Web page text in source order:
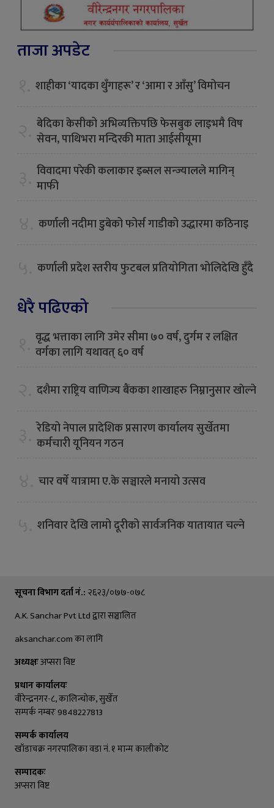
ताजा अपडेट
शाहीका ‘यादका थुँगाहरू’ र ‘आमा र आँसु’ विमोचन
बेदिका केसीको अभिव्यक्तिपछि फेसबुक लाइभमै विष
सेवन, पाथिभरा मन्दिरकी माता आईसीयूमा
विवादमा परेकी कलाकार इब्सल सन्ज्यालले मागिन्
माफी
कर्णाली नदीमा डुबेको फोर्स गाडीको उद्धारमा कठिनाइ
कर्णाली प्रदेश स्तरीय फुटबल प्रतियोगिता भोलिदेखि हुँदै
धेरै पढिएको
वृद्ध भत्ताका लागि उमेर सीमा ७० वर्ष, दुर्गम र लक्षित
वर्गका लागि यथावत् ६० वर्ष
दशैमा राष्ट्रिय वाणिज्य बैंकका शाखाहरु निम्नानुसार खाेल्ने
रेडियो नेपाल प्रादेशिक प्रसारण कार्यालय सुर्खेतमा
कर्मचारी यूनियन गठन
चार वर्षे यात्रामा ए.के सञ्चारले मनायो उत्सव
शनिवार देखि लामो दूरीको सार्वजनिक यातायात चल्ने
सूचना विभाग दर्ता नं.: २६२३/०७७-०७८
A.K. Sanchar Pvt Ltd द्वारा सञ्चालित
aksanchar.com का लागि
अध्यक्षःअप्सरा विष्ट
प्रधान कार्यालयः
वीरेन्द्रनगर-८, कालिन्चाेक, सुर्खेत
सम्पर्क नम्बरः 9848227813
सम्पर्क कार्यालय
खाँडाचक्र नगरपालिका वडा नं. १ मान्म कालीकाेट
सम्पादकः
अप्सरा विष्ट